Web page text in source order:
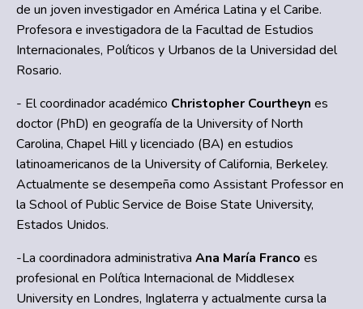
de un joven investigador en América Latina y el Caribe.
Profesora e investigadora de la Facultad de Estudios
Internacionales, Políticos y Urbanos de la Universidad del
Rosario.
- El coordinador académico Christopher Courtheyn es
doctor (PhD) en geografía de la University of North
Carolina, Chapel Hill y licenciado (BA) en estudios
latinoamericanos de la University of California, Berkeley.
Actualmente se desempeña como Assistant Professor en
la School of Public Service de Boise State University,
Estados Unidos.
-La coordinadora administrativa Ana María Franco es
profesional en Política Internacional de Middlesex
University en Londres, Inglaterra y actualmente cursa la